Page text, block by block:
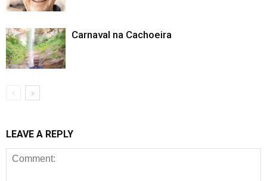
Carnaval na Cachoeira
LEAVE A REPLY